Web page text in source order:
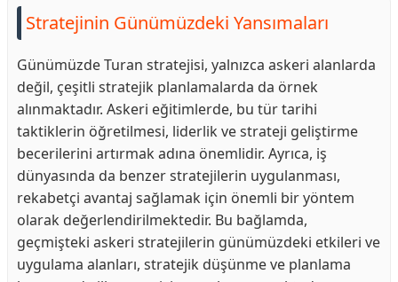
Stratejinin Günümüzdeki Yansımaları
Günümüzde Turan stratejisi, yalnızca askeri alanlarda
değil, çeşitli stratejik planlamalarda da örnek
alınmaktadır. Askeri eğitimlerde, bu tür tarihi
taktiklerin öğretilmesi, liderlik ve strateji geliştirme
becerilerini artırmak adına önemlidir. Ayrıca, iş
dünyasında da benzer stratejilerin uygulanması,
rekabetçi avantaj sağlamak için önemli bir yöntem
olarak değerlendirilmektedir. Bu bağlamda,
geçmişteki askeri stratejilerin günümüzdeki etkileri ve
uygulama alanları, stratejik düşünme ve planlama